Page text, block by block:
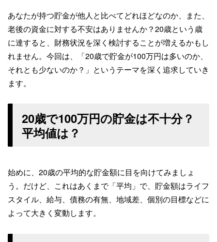
あなたが持つ貯金が他人と比べてどれほどなのか、また、
老後の資金に対する不安はありませんか？20歳という歳
に達すると、財務状況を深く検討することが増えるかもし
れません。今回は、「20歳で貯金が100万円は多いのか、
それとも少ないのか？」というテーマを深く追求していき
ます。
20歳で100万円の貯金は不十分？
平均値は？
始めに、20歳の平均的な貯金額に目を向けてみましょ
う。だけど、これはあくまで「平均」で、貯金額はライフ
スタイル、給与、債務の有無、地域差、個別の目標などに
よって大きく変動します。